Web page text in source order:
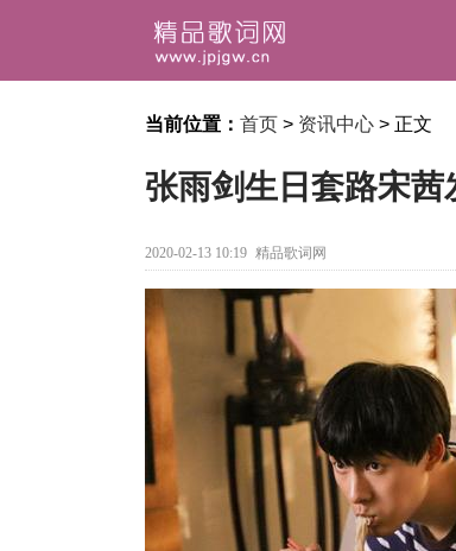
当前位置： 首页 > 资讯中心 > 正文
张雨剑生日套路宋茜
2020-02-13 10:19 精品歌词网